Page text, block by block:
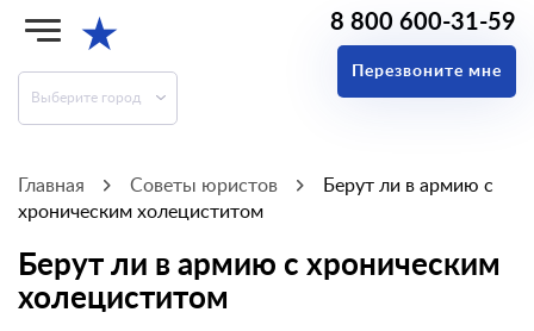
★
Выберите город
8 800 600-31-59
Перезвоните мне
Главная Советы юристов
Берут ли в армию с
хроническим холециститом
Берут ли в армию с хроническим
холециститом